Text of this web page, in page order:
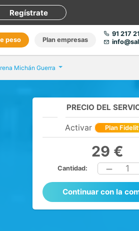
Regístrate
peso Plan empresas
91 217
Michán Guerra
PRECIO DEL
Activar Plan
29 €
Cantidad: 1
Continuar con la